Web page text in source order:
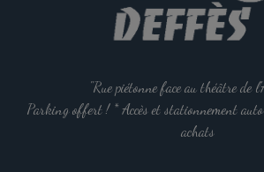
"Rue piétonne face au théâtre de
Parking offert ! * Accès et stationnement
achats